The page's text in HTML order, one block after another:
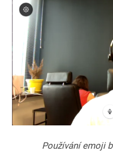
Používání emoji